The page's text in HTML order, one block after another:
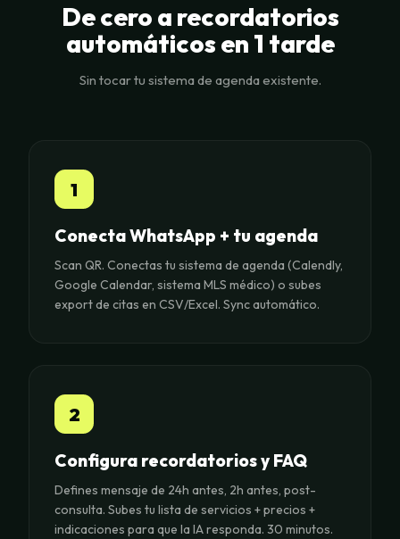
De cero a recordatorios
automáticos en 1 tarde
Sin tocar tu sistema de agenda existente.
1
Conecta WhatsApp + tu agenda
Scan QR. Conectas tu sistema de agenda (Calendly,
Google Calendar, sistema MLS médico) o subes
export de citas en CSV/Excel. Sync automático.
2
Configura recordatorios y FAQ
Defines mensaje de 24h antes, 2h antes, post-
consulta. Subes tu lista de servicios + precios +
indicaciones para que la IA responda. 30 minutos.